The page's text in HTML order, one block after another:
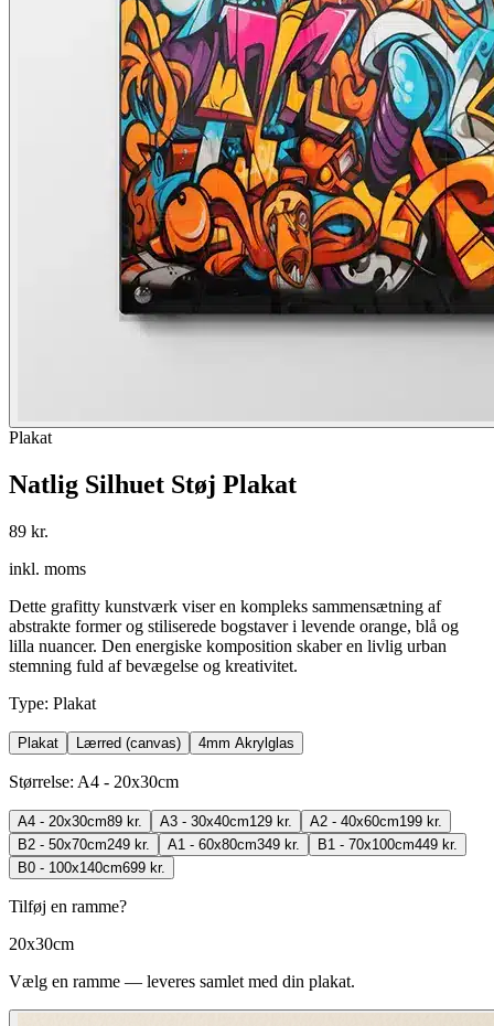
Plakat
Natlig Silhuet Støj Plakat
89 kr.
inkl. moms
Dette grafitty kunstværk viser en kompleks sammensætning af
abstrakte former og stiliserede bogstaver i levende orange, blå og
lilla nuancer. Den energiske komposition skaber en livlig urban
stemning fuld af bevægelse og kreativitet.
Type: Plakat
Plakat Lærred (canvas) 4mm Akrylglas
Størrelse: A4 - 20x30cm
A4 - 20x30cm89 kr. A3 - 30x40cm129 kr. A2 - 40x60cm199 kr.
B2 - 50x70cm249 kr. A1 - 60x80cm349 kr. B1 - 70x100cm449 kr.
B0 - 100x140cm699 kr.
Tilføj en ramme?
20x30cm
Vælg en ramme — leveres samlet med din plakat.